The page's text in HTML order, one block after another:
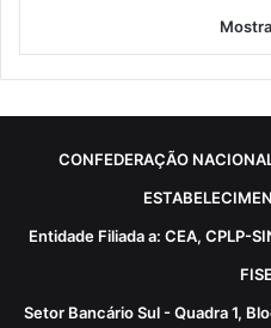
CONFEDERAÇÃO
Entidade Filiada a: CEA, CPLP-
Setor Bancário Sul - Quadra 1,